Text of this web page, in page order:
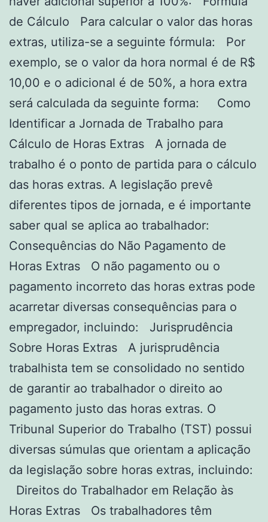
de Cálculo Para calcular o valor das horas
extras, utiliza-se a seguinte fórmula: Por
exemplo, se o valor da hora normal é de R$
10,00 e o adicional é de 50%, a hora extra
será calculada da seguinte forma: Como
Identificar a Jornada de Trabalho para
Cálculo de Horas Extras A jornada de
trabalho é o ponto de partida para o cálculo
das horas extras. A legislação prevê
diferentes tipos de jornada, e é importante
saber qual se aplica ao trabalhador:
Consequências do Não Pagamento de
Horas Extras O não pagamento ou o
pagamento incorreto das horas extras pode
acarretar diversas consequências para o
empregador, incluindo: Jurisprudência
Sobre Horas Extras A jurisprudência
trabalhista tem se consolidado no sentido
de garantir ao trabalhador o direito ao
pagamento justo das horas extras. O
Tribunal Superior do Trabalho (TST) possui
diversas súmulas que orientam a aplicação
da legislação sobre horas extras, incluindo:
Direitos do Trabalhador em Relação às
Horas Extras Os trabalhadores têm